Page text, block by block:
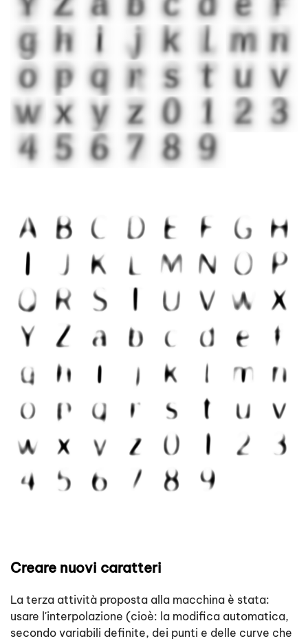
Creare nuovi caratteri
La terza attività proposta alla macchina è stata:
usare l'interpolazione (cioè: la modifica automatica,
secondo variabili definite, dei punti e delle curve che